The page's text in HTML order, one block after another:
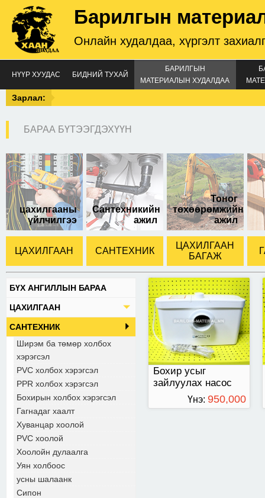
Барилгын
Онлайн худалдаа, хүргэлт
НҮҮР ХУУДАС БИДНИЙ ТУХАЙ
БАРИЛГЫН
МАТЕРИАЛЫН ХУДАЛДАА
Зарлал:
БАРАА БҮТЭЭГДЭХҮҮН
цахилгааны
үйлчилгээ
Сантехникийн
ажил
Тоног
төхөөрөмжийн
ажил
ЦАХИЛГААН САНТЕХНИК
ЦАХИЛГААН
БАГАЖ
БҮХ АНГИЛЛЫН БАРАА
ЦАХИЛГААН
САНТЕХНИК
Ширэм ба төмөр холбох
хэрэгсэл
PVC холбох хэрэгсэл
PPR холбох хэрэгсэл
Бохирын холбох хэрэгсэл
Гагнадаг хаалт
Хуванцар хоолой
PVC хоолой
Хоолойн дулаалга
Уян холбоос
усны шалаанк
Сипон
Бохир усыг
зайлуулах насос
Ариун цэврийн
өрөөний бохир усыг
зайлуулах насос,
үүнд угаалгын машин
гал тогооны
угаалтуур
жорлонгийн усыг
зайлуулах чадалтай
500w
Үнэ: 950,000